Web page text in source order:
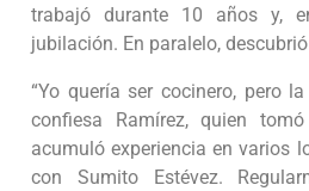
trabajó durante 10 años y,
jubilación. En paralelo,
“Yo quería ser cocinero, pero
confiesa Ramírez, quien
acumuló experiencia en varios
con Sumito Estévez.